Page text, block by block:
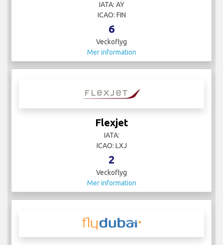
IATA: AY
ICAO: FIN
6
Veckoflyg
Mer information
Flexjet
IATA:
ICAO: LXJ
2
Veckoflyg
Mer information